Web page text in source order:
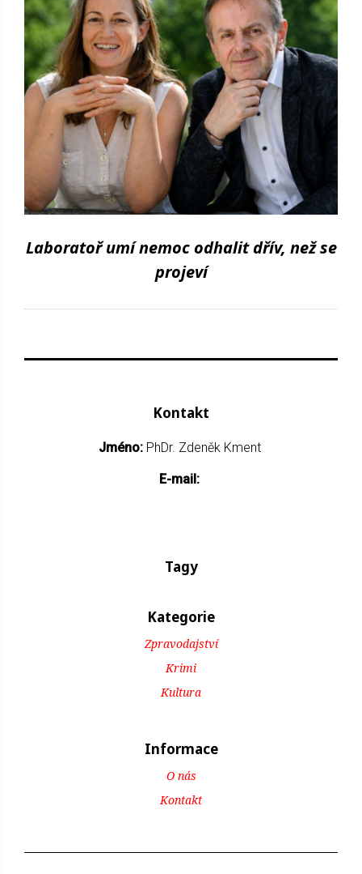
Laboratoř umí nemoc odhalit dřív, než se
projeví
Kontakt
Jméno: PhDr. Zdeněk Kment
E-mail:
Tagy
Kategorie
Zpravodajství
Krimi
Kultura
Informace
O nás
Kontakt